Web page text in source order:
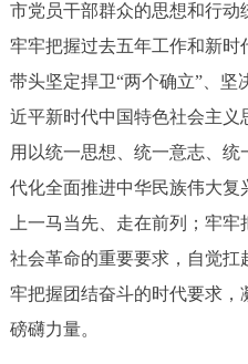
12345网上接诉即办
参与调查 在
北京概况 十六
绿色北京
市党员干部群众的思想和行动
牢牢把握过去五年工作和新时
带头坚定捍卫“两个确立”、坚
近平新时代中国特色社会主
用以统一思想、统一意志、
代化全面推进中华民族伟大
上一马当先、走在前列；牢
社会革命的重要要求，自觉
牢把握团结奋斗的时代要求
磅礴力量。